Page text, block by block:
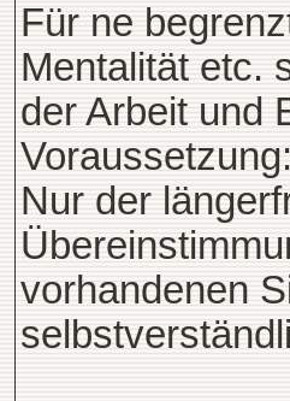
Für ne
Mentalität etc.
der Arbeit und
Nur der
vorhandenen